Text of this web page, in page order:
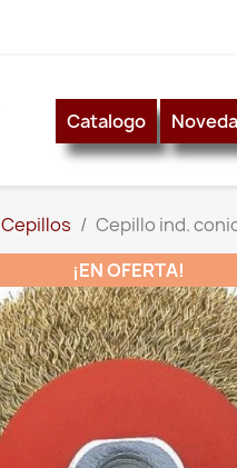
Catalogo
Cepillos
Cepillo ind.
¡EN OFERTA!